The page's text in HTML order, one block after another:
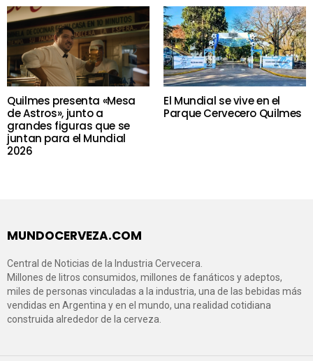
Quilmes presenta «Mesa
de Astros», junto a
grandes figuras que se
juntan para el Mundial
2026
El Mundial se vive en el
Parque Cervecero Quilmes
MUNDOCERVEZA.COM
Central de Noticias de la Industria Cervecera.
Millones de litros consumidos, millones de fanáticos y adeptos,
miles de personas vinculadas a la industria, una de las bebidas más
vendidas en Argentina y en el mundo, una realidad cotidiana
construida alrededor de la cerveza.